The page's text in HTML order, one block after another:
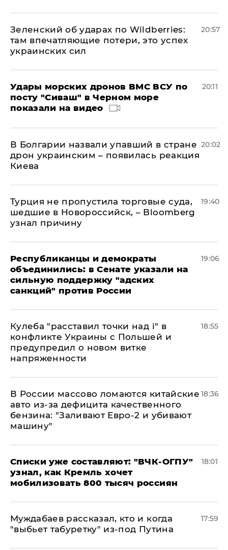
Зеленский об ударах по Wildberries:
там впечатляющие потери, это успех
украинских сил
20:57
Удары морских дронов ВМС ВСУ по
посту "Сиваш" в Черном море
показали на видео
20:11
В Болгарии назвали упавший в стране
дрон украинским – появилась реакция
Киева
20:02
Турция не пропустила торговые суда,
шедшие в Новороссийск, – Bloomberg
узнал причину
19:40
Республиканцы и демократы
объединились: в Сенате указали на
сильную поддержку "адских
санкций" против России
19:06
Кулеба "расставил точки над і" в
конфликте Украины с Польшей и
предупредил о новом витке
напряженности
18:55
В России массово ломаются китайские
авто из-за дефицита качественного
бензина: "Заливают Евро-2 и убивают
машину"
18:36
Списки уже составляют: "ВЧК-ОГПУ"
узнал, как Кремль хочет
мобилизовать 800 тысяч россиян
18:01
Муждабаев рассказал, кто и когда
"выбьет табуретку" из-под Путина
17:59